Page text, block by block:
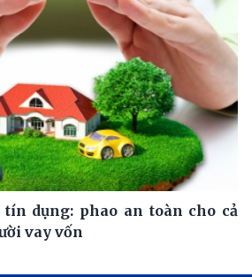
tín dụng: phao an toàn cho cả
vay vốn